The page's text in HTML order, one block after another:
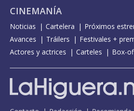
CINEMANÍA
Noticias Cartelera Próximos
Avances
Tráilers
Festivales +
Actores y actrices
Carteles Box-